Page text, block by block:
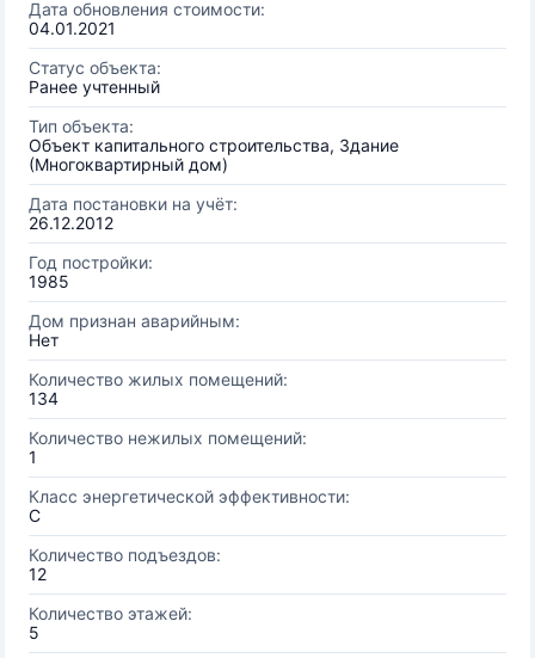
Дата обновления стоимости:
04.01.2021
Статус объекта:
Ранее учтенный
Тип объекта:
Объект капитального строительства, Здание
(Многоквартирный дом)
Дата постановки на учёт:
26.12.2012
Год постройки:
1985
Дом признан аварийным:
Нет
Количество жилых помещений:
134
Количество нежилых помещений:
1
Класс энергетической эффективности:
C
Количество подъездов:
12
Количество этажей:
5